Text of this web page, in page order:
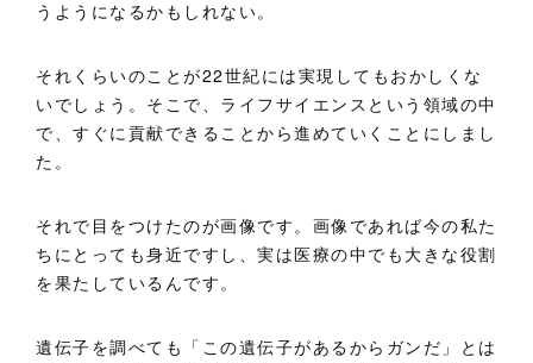
うようになるかもしれない。
それくらいのことが22世紀には実現してもおかしくな
いでしょう。そこで、ライフサイエンスという領域の中
で、すぐに貢献できることから進めていくことにしまし
た。
それで目をつけたのが画像です。画像であれば今の私た
ちにとっても身近ですし、実は医療の中でも大きな役割
を果たしているんです。
遺伝子を調べても「この遺伝子があるからガンだ」とは